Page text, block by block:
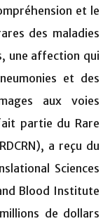
et le
des maladies
une affection qui
et des
aux voies
partie du Rare
a reçu du
Sciences
Blood Institute
de dollars